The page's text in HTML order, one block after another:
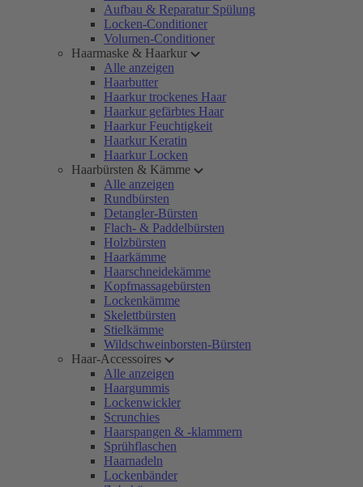
Aufbau & Reparatur Spülung
Locken-Conditioner
Volumen-Conditioner
Haarmaske & Haarkur
Alle anzeigen
Haarbutter
Haarkur trockenes Haar
Haarkur gefärbtes Haar
Haarkur Feuchtigkeit
Haarkur Keratin
Haarkur Locken
Haarbürsten & Kämme
Alle anzeigen
Rundbürsten
Detangler-Bürsten
Flach- & Paddelbürsten
Holzbürsten
Haarkämme
Haarschneidekämme
Kopfmassagebürsten
Lockenkämme
Skelettbürsten
Stielkämme
Wildschweinborsten-Bürsten
Haar-Accessoires
Alle anzeigen
Haargummis
Lockenwickler
Scrunchies
Haarspangen & -klammern
Sprühflaschen
Haarnadeln
Lockenbänder